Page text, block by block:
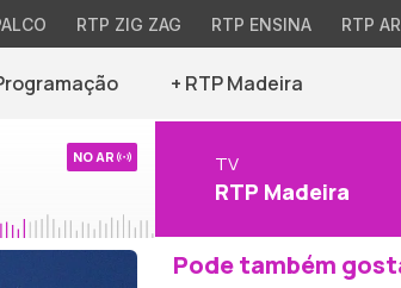
RTP ZIG ZAG RTP ENSINA RTP
+ RTP Madeira
NO AR TV
RTP Madeira
Pode também